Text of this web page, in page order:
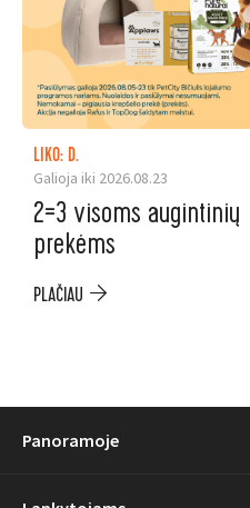
LIKO: D.
Galioja iki 2026.08.23
2=3 visoms augintinių
prekėms
PLAČIAU
Panoramoje